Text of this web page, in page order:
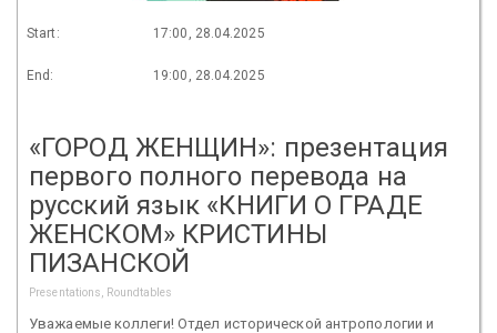
Start: 17:00, 28.04.2025
End: 19:00, 28.04.2025
«ГОРОД ЖЕНЩИН»: презентация
первого полного перевода на
русский язык «КНИГИ О ГРАДЕ
ЖЕНСКОМ» КРИСТИНЫ
ПИЗАНСКОЙ
Presentations, Roundtables
Уважаемые коллеги! Отдел исторической антропологии и